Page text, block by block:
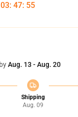
03: 47: 54
Aug. 13 - Aug. 20
Shipping
Aug. 09